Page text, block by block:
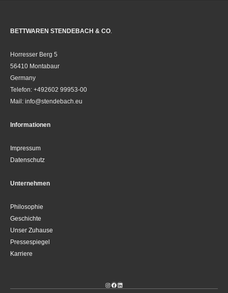
BETTWAREN STENDEBACH & CO
Horresser Berg 5
56410 Montabaur
Germany
Telefon: +492602 99953-00
Mail: info@stendebach.eu
Informationen
Impressum
Datenschutz
Unternehmen
Philosophie
Geschichte
Unser Zuhause
Pressespiegel
Karriere
Instagram
Facebook
LinkedIn